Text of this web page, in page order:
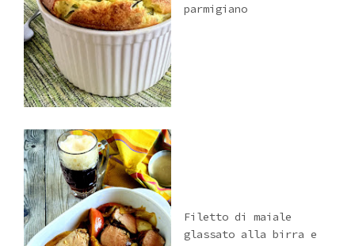
parmigiano
Filetto di maiale
glassato alla birra e